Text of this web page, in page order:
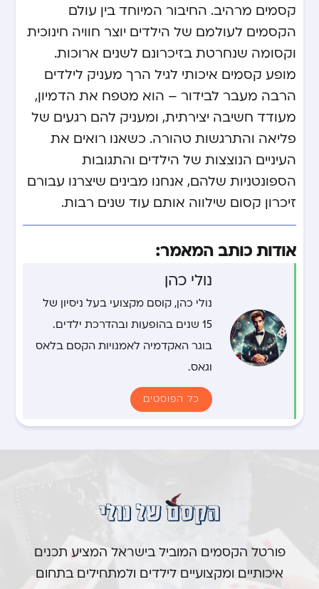
קסמים מרהיב. החיבור המיוחד בין עולם
הקסמים לעולמם של הילדים יוצר חוויה חינוכית
וקסומה שנחרטת בזיכרונם לשנים ארוכות.
מופע קסמים איכותי לגיל הרך מעניק לילדים
הרבה מעבר לבידור – הוא מטפח את הדמיון,
מעודד חשיבה יצירתית, ומעניק להם רגעים של
פליאה והתרגשות טהורה. כשאנו רואים את
העיניים הנוצצות של הילדים והתגובות
הספונטניות שלהם, אנחנו מבינים שיצרנו עבורם
זיכרון קסום שילווה אותם עוד שנים רבות.
אודות כותב המאמר:
נולי כהן
נולי כהן, קוסם מקצועי בעל ניסיון של
15 שנים בהופעות ובהדרכת ילדים.
בוגר האקדמיה לאמנויות הקסם בלאס
וגאס.
כל הפוסטים
פורטל הקסמים המוביל בישראל המציע תכנים
איכותיים ומקצועיים לילדים ולמתחילים בתחום